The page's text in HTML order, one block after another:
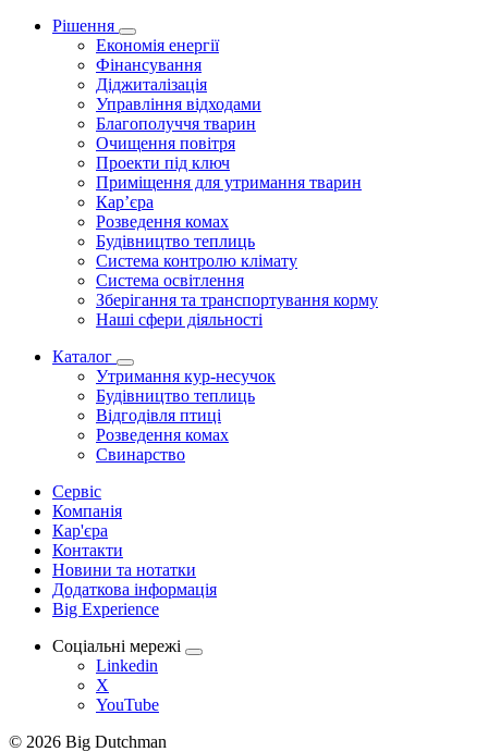
Рішення
Економія енергії
Фінансування
Діджиталізація
Управління відходами
Благополуччя тварин
Очищення повітря
Проекти під ключ
Приміщення для утримання тварин
Кар’єра
Розведення комах
Будівництво теплиць
Система контролю клімату
Система освітлення
Зберігання та транспортування корму
Наші сфери діяльності
Каталог
Утримання кур-несучок
Будівництво теплиць
Відгодівля птиці
Розведення комах
Свинарство
Сервіс
Компанія
Кар'єра
Контакти
Новини та нотатки
Додаткова інформація
Big Experience
Соціальні мережі
Linkedin
X
YouTube
© 2026 Big Dutchman